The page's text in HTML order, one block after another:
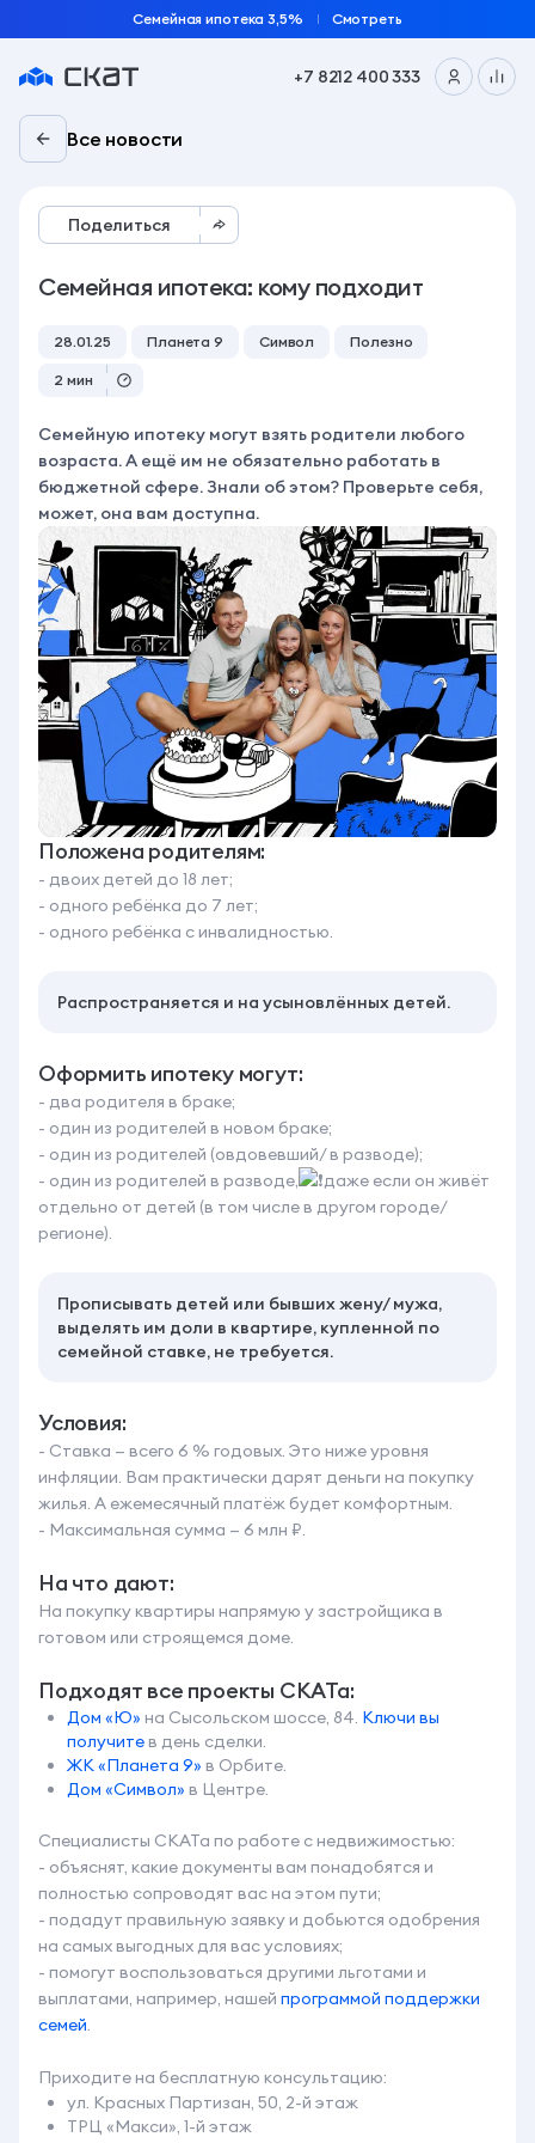
Семейная ипотека 3,5% Смотреть
+7 8212 400 333
Все новости
Поделиться
Семейная ипотека: кому подходит
28.01.25 Планета 9 Символ Полезно
2 мин
Семейную ипотеку могут взять родители любого
возраста. А ещё им не обязательно работать в
бюджетной сфере. Знали об этом? Проверьте себя,
может, она вам доступна.
Положена родителям:
- двоих детей до 18 лет;
- одного ребёнка до 7 лет;
- одного ребёнка с инвалидностью.
Распространяется и на усыновлённых детей.
Оформить ипотеку могут:
- два родителя в браке;
- один из родителей в новом браке;
- один из родителей (овдовевший/ в разводе);
- один из родителей в разводе,
даже если он живёт
отдельно от детей (в том числе в другом городе/
регионе).
Прописывать детей или бывших жену/ мужа,
выделять им доли в квартире, купленной по
семейной ставке, не требуется.
Условия:
- Ставка — всего 6 % годовых. Это ниже уровня
инфляции. Вам практически дарят деньги на покупку
жилья. А ежемесячный платёж будет комфортным.
- Максимальная сумма — 6 млн ₽.
На что дают:
На покупку квартиры напрямую у застройщика в
готовом или строящемся доме.
Подходят все проекты СКАТа:
Дом «Ю» на Сысольском шоссе, 84. Ключи вы
получитев день сделки.
ЖК «Планета 9» в Орбите.
Дом «Символ» в Центре.
Специалисты СКАТа по работе с недвижимостью:
- объяснят, какие документы вам понадобятся и
полностью сопроводят вас на этом пути;
- подадут правильную заявку и добьются одобрения
на самых выгодных для вас условиях;
- помогут воспользоваться другими льготами и
выплатами, например, нашей программой поддержки
семей.
Приходите на бесплатную консультацию:
ул. Красных Партизан, 50, 2-й этаж
ТРЦ «Макси», 1-й этаж